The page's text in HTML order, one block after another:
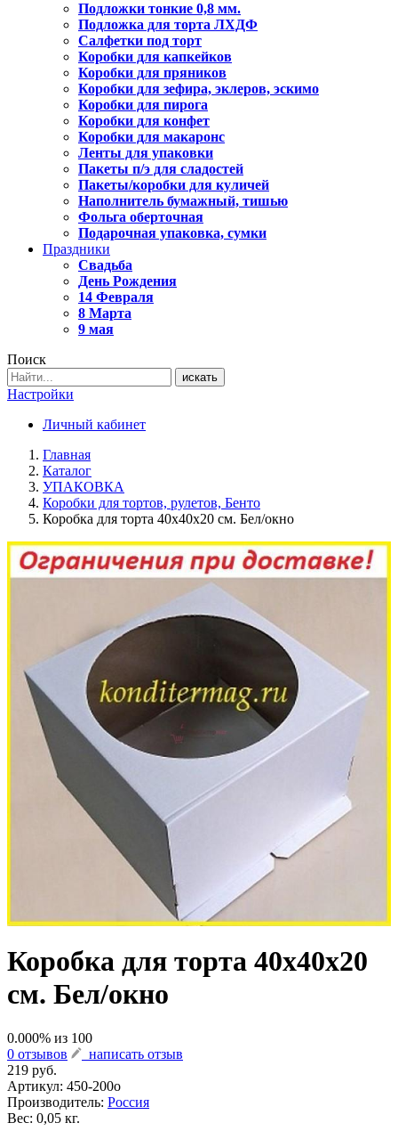
Подложки тонкие 0,8 мм.
Подложка для торта ЛХДФ
Салфетки под торт
Коробки для капкейков
Коробки для пряников
Коробки для зефира, эклеров, эскимо
Коробки для пирога
Коробки для конфет
Коробки для макаронс
Ленты для упаковки
Пакеты п/э для сладостей
Пакеты/коробки для куличей
Наполнитель бумажный, тишью
Фольга оберточная
Подарочная упаковка, сумки
Праздники
Свадьба
День Рождения
14 Февраля
8 Марта
9 мая
Поиск
искать
Настройки
Личный кабинет
Главная
Каталог
УПАКОВКА
Коробки для тортов, рулетов, Бенто
Коробка для торта 40х40х20 см. Бел/окно
Коробка для торта 40х40х20
см. Бел/окно
0.000% из 100
0 отзывов
написать отзыв
219 руб.
Артикул: 450-200о
Производитель: Россия
Вес: 0,05 кг.